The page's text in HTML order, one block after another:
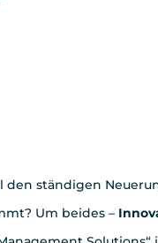
den ständigen
Um beides –